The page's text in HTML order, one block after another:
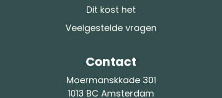
Dit kost het
Veelgestelde vragen
Contact
Moermanskkade 301
1013 BC Amsterdam